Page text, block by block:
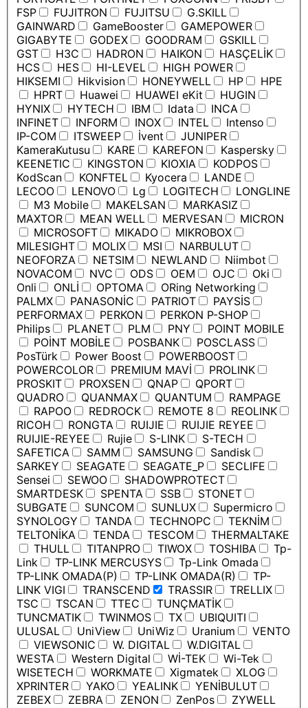
FSP
FUJITRON FUJITSU
G.SKILL
GAINWARD
GameBooster
GAMEPOWER
GIGABYTE
GODEX GOODRAM
GSKILL
GST
H3C HADRON HAIKON
HASÇELİK
HCS
HES HI-LEVEL
HIGH POWER
HIKSEMI
Hikvision HONEYWELL HP
HPE
HPRT
Huawei HUAWEI eKit
HUGIN
HYNIX
HYTECH IBM Idata
INCA
INFINET
INFORM INOX INTEL
Intenso
IP-COM
ITSWEEP İvent
JUNIPER
KameraKutusu
KARE KAREFON
Kaspersky
KEENETIC
KINGSTON KIOXIA
KODPOS
KodScan
KONFTEL Kyocera
LANDE
LECOO
LENOVO Lg LOGITECH
LONGLINE
M3 Mobile
MAKELSAN
MARKASIZ
MAXTOR
MEAN WELL MERVESAN
MICRON
MICROSOFT
MIKADO
MIKROBOX
MILESIGHT
MOLIX MSI
NARBULUT
NEOFORZA
NETSIM NEWLAND
Niimbot
NOVACOM
NVC ODS OEM OJC
Oki
Onli
ONLİ OPTOMA
ORing Networking
PALMX
PANASONİC PATRIOT
PAYSİS
PERFORMAX
PERKON
PERKON P-SHOP
Philips
PLANET PLM PNY
POINT MOBILE
POİNT MOBİLE
POSBANK
POSCLASS
PosTürk
Power Boost
POWERBOOST
POWERCOLOR
PREMIUM MAVİ
PROLINK
PROSKIT
PROXSEN QNAP
QPORT
QUADRO
QUANMAX QUANTUM
RAMPAGE
RAPOO
REDROCK REMOTE 8
REOLINK
RICOH
RONGTA RUIJIE
RUIJIE REYEE
RUIJIE-REYEE
Rujie S-LINK
S-TECH
SAFETICA
SAMM SAMSUNG
Sandisk
SARKEY
SEAGATE SEAGATE_P
SECLIFE
Sensei
SEWOO
SHADOWPROTECT
SMARTDESK
SPENTA SSB
STONET
SUBGATE
SUNCOM SUNLUX
Supermicro
SYNOLOGY
TANDA TECHNOPC
TEKNİM
TELTONİKA
TENDA TESCOM
THERMALTAKE
THULL
TITANPRO TIWOX TOSHIBA
Tp-
Link
TP-LINK MERCUSYS
Tp-Link Omada
TP-LINK OMADA(P)
TP-LINK OMADA(R)
TP-
LINK VIGI
TRANSCEND TRASSIR
TRELLIX
TSC
TSCAN TTEC
TUNÇMATİK
TUNCMATIK
TWINMOS TX
UBIQUITI
ULUSAL
UniView UniWiz Uranium
VENTO
VIEWSONIC
W. DIGITAL
W.DIGITAL
WESTA
Western Digital Wİ-TEK
Wi-Tek
WISETECH
WORKMATE Xigmatek
XLOG
XPRINTER
YAKO YEALINK
YENİBULUT
ZEBEX
ZEBRA ZENON ZenPos ZYWELL